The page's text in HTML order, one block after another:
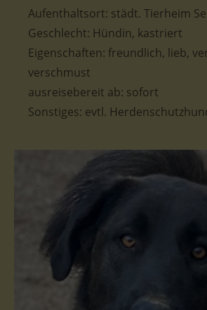
Aufenthaltsort: städt. Tierheim
Geschlecht: Hündin, kastriert
Eigenschaften: freundlich, lieb,
verschmust
ausreisebereit ab: sofort
Sonstiges: evtl.